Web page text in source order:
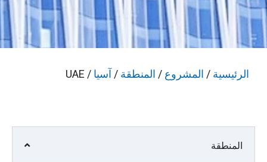
الرئيسية / المشروع / المنطقة / آسيا / UAE
المنطقة